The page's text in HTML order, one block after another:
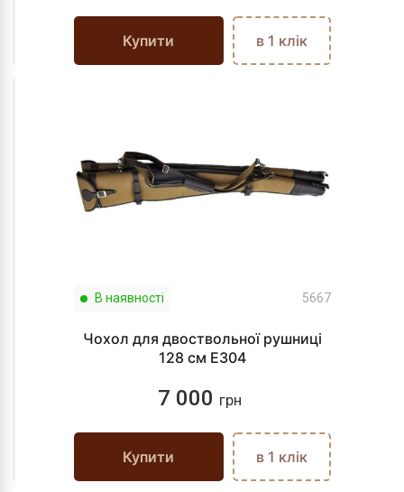
Купити в 1 клік
В наявності 5667
Чохол для двоствольної рушниці
128 см E304
7 000 грн
Купити в 1 клік